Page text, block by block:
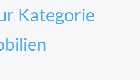
Kategorie